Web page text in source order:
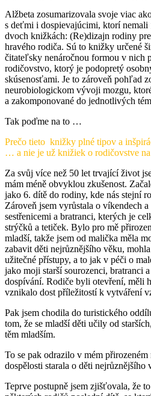
Alžbeta zosumarizovala svoje viac
s deťmi i dospievajúcimi, ktorí nemali
dvoch knižkách: (Re)dizajn rodiny
hravého rodiča. Sú to knižky určené
čitateľsky nenáročnou formou v nich
rodičovstvo, ktorý je podopretý
skúsenosťami. Je to zároveň pohľad
neurobiologickom vývoji mozgu,
a zakomponované do jednotlivých
Tak poďme na to …
Prečo tieto knižky plné tipov a
… a nie je už knižiek o rodičovstve
Za svůj více než 50 let trvající život
mám méně obvyklou zkušenost.
jako 6. dítě do rodiny, kde nás stejní
Zároveň jsem vyrůstala o víkendech
sestřenicemi a bratranci, kterých je
strýčků a tetiček. Bylo pro mě
mladší, takže jsem od malička měla
zabavit děti nejrůznějšího věku,
užitečné přístupy, a to jak v péči o
jako moji starší sourozenci, bratranci
dospívání. Rodiče byli otevření, měli
vznikalo dost příležitostí k vytváření
Pak jsem chodila do turistického
tom, že se mladší děti učily od
těm mladším.
To se pak odrazilo v mém přirozeném
dospělosti starala o děti
Teprve postupně jsem zjišťovala, že